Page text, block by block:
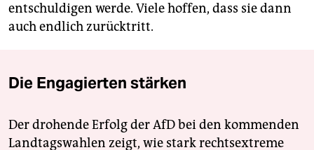
entschuldigen werde. Viele hoffen, dass sie dann
auch endlich zurücktritt.
Die Engagierten stärken
Der drohende Erfolg der AfD bei den kommenden
Landtagswahlen zeigt, wie stark rechtsextreme